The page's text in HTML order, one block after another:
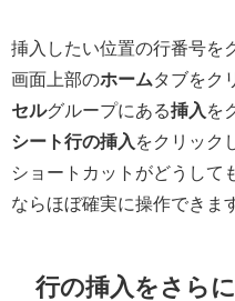
挿入したい位置の行番号を
画面上部のホームタブをク
セルグループにある挿入 を
シート行の挿入 をクリック
ショートカットがどうして
ならほぼ確実に操作できま
行の挿入をさら